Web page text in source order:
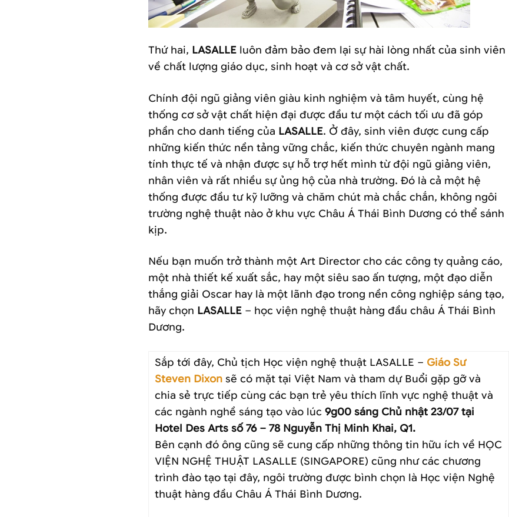
Thứ hai, LASALLE luôn đảm bảo đem lại sự hài lòng nhất của sinh viên
về chất lượng giáo dục, sinh hoạt và cơ sở vật chất.
Chính đội ngũ giảng viên giàu kinh nghiệm và tâm huyết, cùng hệ
thống cơ sở vật chất hiện đại được đầu tư một cách tối ưu đã góp
phần cho danh tiếng của LASALLE. Ở đây, sinh viên được cung cấp
những kiến thức nền tảng vững chắc, kiến thức chuyên ngành mang
tính thực tế và nhận được sự hỗ trợ hết mình từ đội ngũ giảng viên,
nhân viên và rất nhiều sự ủng hộ của nhà trường. Đó là cả một hệ
thống được đầu tư kỹ lưỡng và chăm chút mà chắc chắn, không ngôi
trường nghệ thuật nào ở khu vực Châu Á Thái Bình Dương có thể sánh
kịp.
Nếu bạn muốn trở thành một Art Director cho các công ty quảng cáo,
một nhà thiết kế xuất sắc, hay một siêu sao ấn tượng, một đạo diễn
thắng giải Oscar hay là một lãnh đạo trong nền công nghiệp sáng tạo,
hãy chọn LASALLE – học viện nghệ thuật hàng đầu châu Á Thái Bình
Dương.
Sắp tới đây, Chủ tịch Học viện nghệ thuật LASALLE – Giáo Sư
Steven Dixon sẽ có mặt tại Việt Nam và tham dự Buổi gặp gỡ và
chia sẻ trực tiếp cùng các bạn trẻ yêu thích lĩnh vực nghệ thuật và
các ngành nghề sáng tạo vào lúc 9g00 sáng Chủ nhật 23/07 tại
Hotel Des Arts số 76 – 78 Nguyễn Thị Minh Khai, Q1.
Bên cạnh đó ông cũng sẽ cung cấp những thông tin hữu ích về HỌC
VIỆN NGHỆ THUẬT LASALLE (SINGAPORE) cũng như các chương
trình đào tạo tại đây, ngôi trường được bình chọn là Học viện Nghệ
thuật hàng đầu Châu Á Thái Bình Dương.